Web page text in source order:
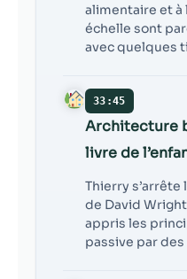
alimentaire et
échelle sont
avec quelques
33:45
Architecture
livre de
Thierry
de David
appris les
passive par